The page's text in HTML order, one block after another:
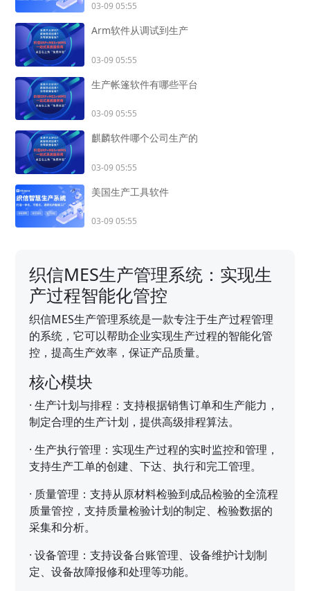
03-09 05:55
Arm软件从调试到生产
03-09 05:55
生产帐篷软件有哪些平台
03-09 05:55
麒麟软件哪个公司生产的
03-09 05:55
美国生产工具软件
03-09 05:55
织信MES生产管理系统：实现生
产过程智能化管控
织信MES生产管理系统是一款专注于生产过程管理
的系统，它可以帮助企业实现生产过程的智能化管
控，提高生产效率，保证产品质量。
核心模块
·生产计划与排程：支持根据销售订单和生产能力，
制定合理的生产计划，提供高级排程算法。
·生产执行管理：实现生产过程的实时监控和管理，
支持生产工单的创建、下达、执行和完工管理。
· 质量管理：支持从原材料检验到成品检验的全流程
质量管控，支持质量检验计划的制定、检验数据的
采集和分析。
·设备管理：支持设备台账管理、设备维护计划制
定、设备故障报修和处理等功能。